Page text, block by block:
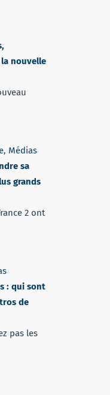
nouvelle
, Médias
sa
grands
2 ont
: qui sont
de
pas les